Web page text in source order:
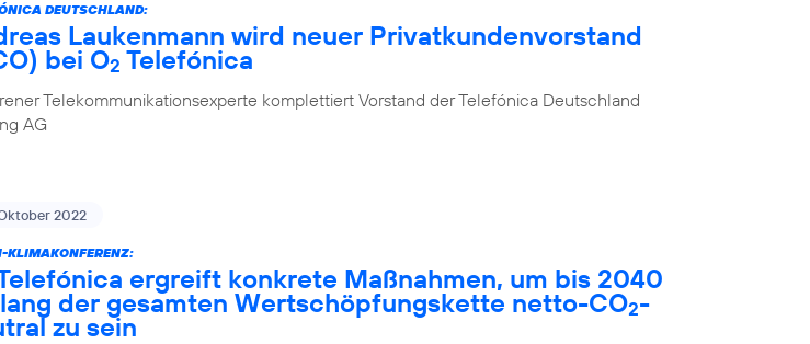
DEUTSCHLAND:
Laukenmann wird neuer Privatkundenvorstand
bei O2 Telefónica
Telekommunikationsexperte komplettiert Vorstand der Telefónica Deutschland
AG
2022
KLIMAKONFERENZ:
ergreift konkrete Maßnahmen, um bis 2040
der gesamten Wertschöpfungskette netto-CO2-
zu sein